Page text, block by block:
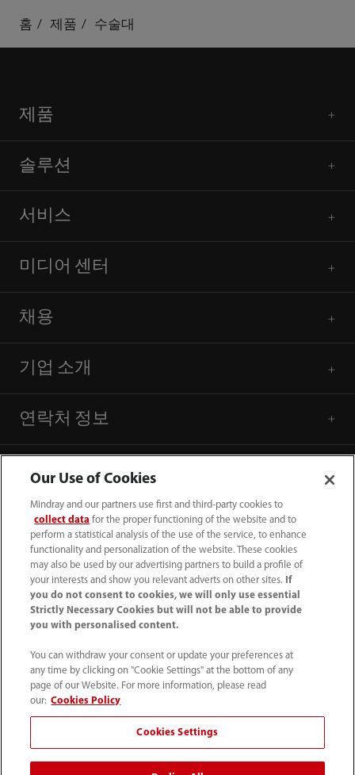
홈 제품 수술대
제품
솔루션
서비스
미디어 센터
채용
기업 소개
연락처 정보
(82-2) 5688 040
intl-market@mindray.com
이용 약관｜사이트 맵
개인 정보 처리 방침
Our Use of Cookies
Mindray and our partners use first and third-party cookies to
collect data for the proper functioning of the website and to
perform a statistical analysis of the use of the service, to enhance
functionality and personalization of the website. These cookies
may also be used by our advertising partners to build a profile of
your interests and show you relevant adverts on other sites.
If
you do not consent to cookies, we will only use essential
Strictly Necessary Cookies but will not be able to provide
you with personalised content.
You can withdraw your consent or update your preferences at
any time by clicking on "Cookie Settings" at the bottom of any
page of our Website. For more information, please read
our: Cookies Policy
Cookies Settings